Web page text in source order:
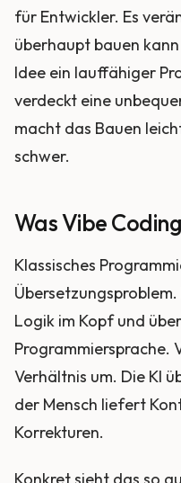
für Entwickler. Es
überhaupt bauen
Idee ein lauffähiger
verdeckt eine
macht das Bauen
schwer.
Was Vibe
Klassisches
Logik im Kopf und
Programmiersprache.
Verhältnis um. Die KI
der Mensch liefert
Korrekturen.